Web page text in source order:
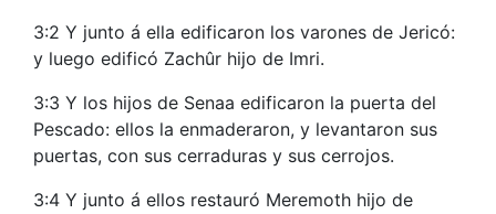
3:2 Y junto á ella edificaron los varones de Jericó:
y luego edificó Zachûr hijo de Imri.
3:3 Y los hijos de Senaa edificaron la puerta del
Pescado: ellos la enmaderaron, y levantaron sus
puertas, con sus cerraduras y sus cerrojos.
3:4 Y junto á ellos restauró Meremoth hijo de